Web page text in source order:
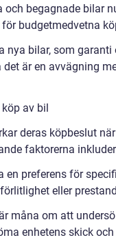
begagnade bilar
budgetmedvetna
nya bilar, som garanti
är en avvägning
av bil
deras köpbeslut
faktorerna
en preferens för
eller
måna om att
enhetens skick och